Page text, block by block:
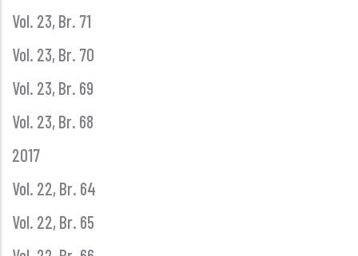
Vol. 23, Br. 71
Vol. 23, Br. 70
Vol. 23, Br. 69
Vol. 23, Br. 68
2017
Vol. 22, Br. 64
Vol. 22, Br. 65